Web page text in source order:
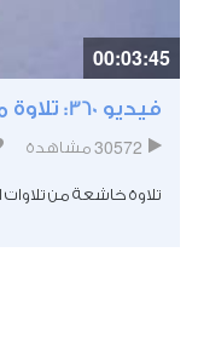
00:03:45
فيديو 360: تلاوة من سورة الزمر بصوت ابو اليزيد...
30572 مشاهدة
تلاوة خاشعة من تلاوات